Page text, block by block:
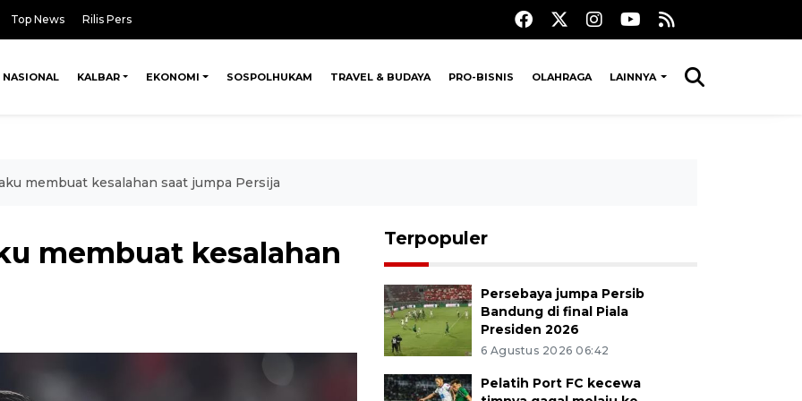
Top News Rilis Pers
NASIONAL KALBAR EKONOMI SOSPOLHUKAM TRAVEL & BUDAYA PRO-BISNIS OLAHRAGA LAINNYA
membuat kesalahan saat jumpa Persija
membuat kesalahan Terpopuler
Persebaya jumpa Persib
Bandung di final Piala
Presiden 2026
6 Agustus 2026 06:42
Pelatih Port FC kecewa